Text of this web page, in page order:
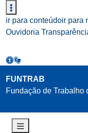
ir para conteúdo ir
Ouvidoria
FUNTRAB
Fundação de